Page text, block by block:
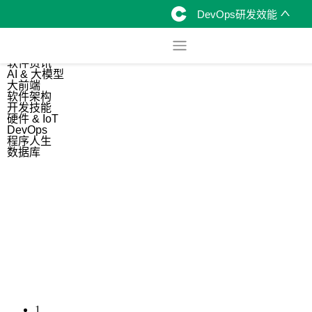
DevOps研发效能
软件资讯
AI & 大模型
大前端
软件架构
开发技能
硬件 & IoT
DevOps
程序人生
数据库
1